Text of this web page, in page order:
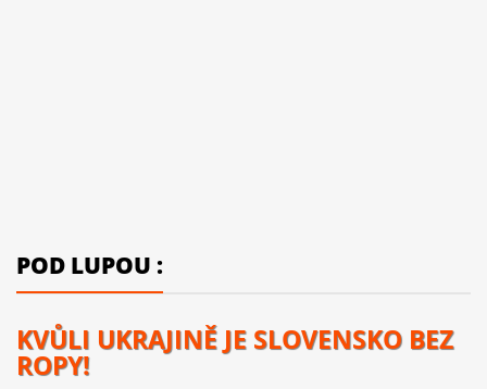
POD LUPOU :
KVŮLI UKRAJINĚ JE SLOVENSKO BEZ
ROPY!